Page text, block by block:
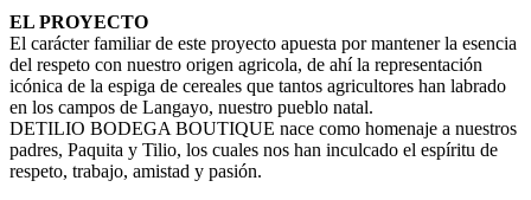
EL PROYECTO
El carácter familiar de este proyecto apuesta por mantener la esencia
del respeto con nuestro origen agricola, de ahí la representación
icónica de la espiga de cereales que tantos agricultores han labrado
en los campos de Langayo, nuestro pueblo natal.
DETILIO BODEGA BOUTIQUE nace como homenaje a nuestros
padres, Paquita y Tilio, los cuales nos han inculcado el espíritu de
respeto, trabajo, amistad y pasión.